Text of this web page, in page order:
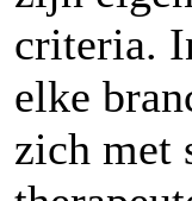
criteria.
elke
zich met